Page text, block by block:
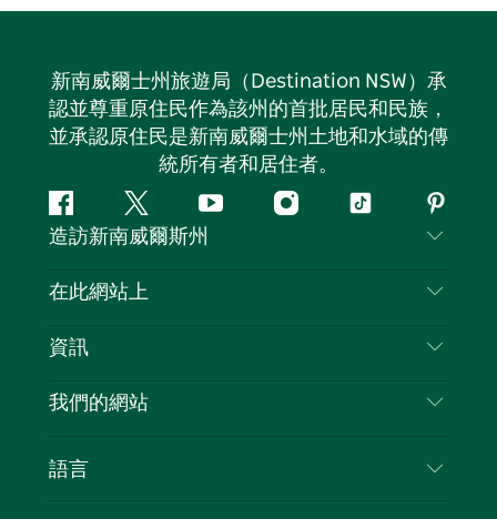
新南威爾士州旅遊局（Destination NSW）承
認並尊重原住民作為該州的首批居民和民族，
並承認原住民是新南威爾士州土地和水域的傳
統所有者和居住者。
Facebook嘰
嘰
喳
Youtube Instagram
抖
造訪新南威爾斯州
聯絡我們
隱私
Cookie 通知
在此網站上
目的地
新南威爾斯州公路旅行
活動
資訊
旅行資訊
新南威爾斯的商業
我們的網站
語言